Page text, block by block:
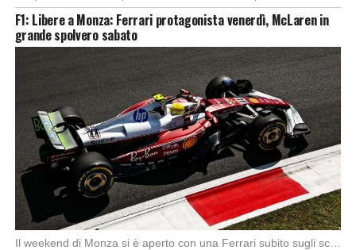
F1: Libere a Monza: Ferrari protagonista venerdì, McLaren in
grande spolvero sabato
Il weekend di Monza si è aperto con una Ferrari subito sugli scudi. Nella prima […]